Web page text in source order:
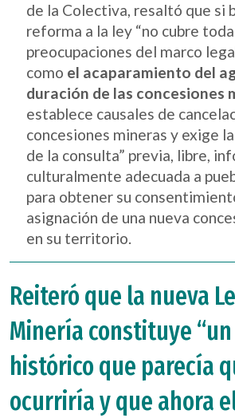
de la Colectiva, resaltó que si
reforma a la ley “no cubre
preocupaciones del marco
como el acaparamiento del
duración de las concesiones
establece causales de
concesiones mineras y exige
de la consulta” previa, libre,
culturalmente adecuada a
para obtener su
asignación de una nueva
en su territorio.
Reiteró que la nueva
Minería constituye
histórico que parecía
ocurriría y que ahora